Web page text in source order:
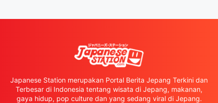
Japanese Station merupakan Portal Berita Jepang Terkini dan
Terbesar di Indonesia tentang wisata di Jepang, makanan,
gaya hidup, pop culture dan yang sedang viral di Jepang.